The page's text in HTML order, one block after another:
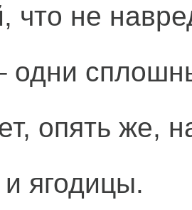
что не
одни
опять же,
ягодицы.